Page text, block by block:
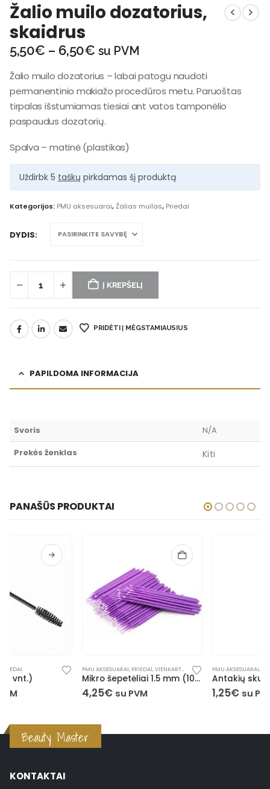
Žalio muilo dozatorius,
skaidrus
5,50€ – 6,50€ su PVM
Žalio muilo dozatorius – labai patogu naudoti
permanentinio makiažo procedūros metu. Paruoštas
tirpalas išstumiamas tiesiai ant vatos tamponėlio
paspaudus dozatorių.
Spalva – matinė (plastikas)
Uždirbk 5 taškų pirkdamas šį produktą
Kategorijos: PMU aksesuarai,Žalias muilas, Priedai
DYDIS
Į KREPŠELĮ
PRIDĖTI Į MĖGSTAMIAUSIUS
PAPILDOMA INFORMACIJA
Svoris
N/A
Prekės ženklas
Kiti
PANAŠŪS PRODUKTAI
PMU AKSESUARAI PRIEDAI VIENKARTINĖS PRIEMONĖS
Mikro šepetėliai 1.5 mm (100 vnt.)
4,25
PMU AKSESUARAI PRIEDAI
Antakių skustuvas
1,25
Beauty Master
KONTAKTAI